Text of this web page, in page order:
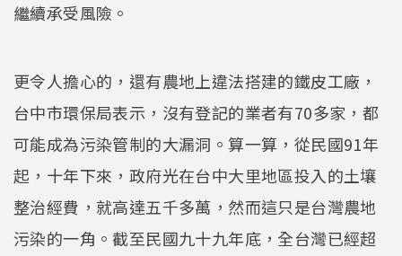
繼續承受風險。
更令人擔心的，還有農地上違法搭建的鐵皮工廠，
台中市環保局表示，沒有登記的業者有70多家，都
可能成為污染管制的大漏洞。算一算，從民國91年
起，十年下來，政府光在台中大里地區投入的土壤
整治經費，就高達五千多萬，然而這只是台灣農地
污染的一角。截至民國九十九年底，全台灣已經超